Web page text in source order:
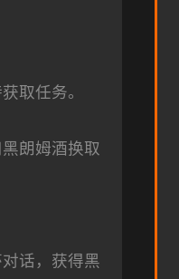
取任务。
朗姆酒换取
话，获得黑